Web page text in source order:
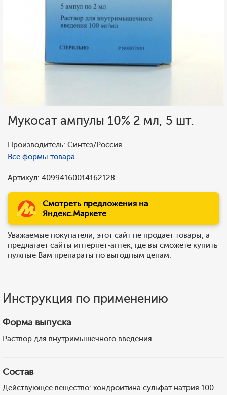
Мукосат ампулы 10% 2 мл, 5 шт.
Производитель: Синтез/Россия
Все формы товара
Артикул: 40994160014162128
Смотреть предложения на
Яндекс.Маркете
Уважаемые покупатели, этот сайт не продает товары, а
предлагает сайты интернет-аптек, где вы сможете купить
нужные Вам препараты по выгодным ценам.
Инструкция по применению
Форма выпуска
Раствор для внутримышечного введения.
Состав
Действующее вещество: хондроитина сульфат натрия 100